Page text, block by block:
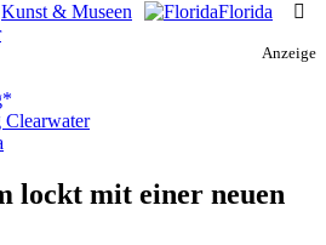
Kunst & Museen
Florida
Anzeige
Clearwater
lockt mit einer neuen